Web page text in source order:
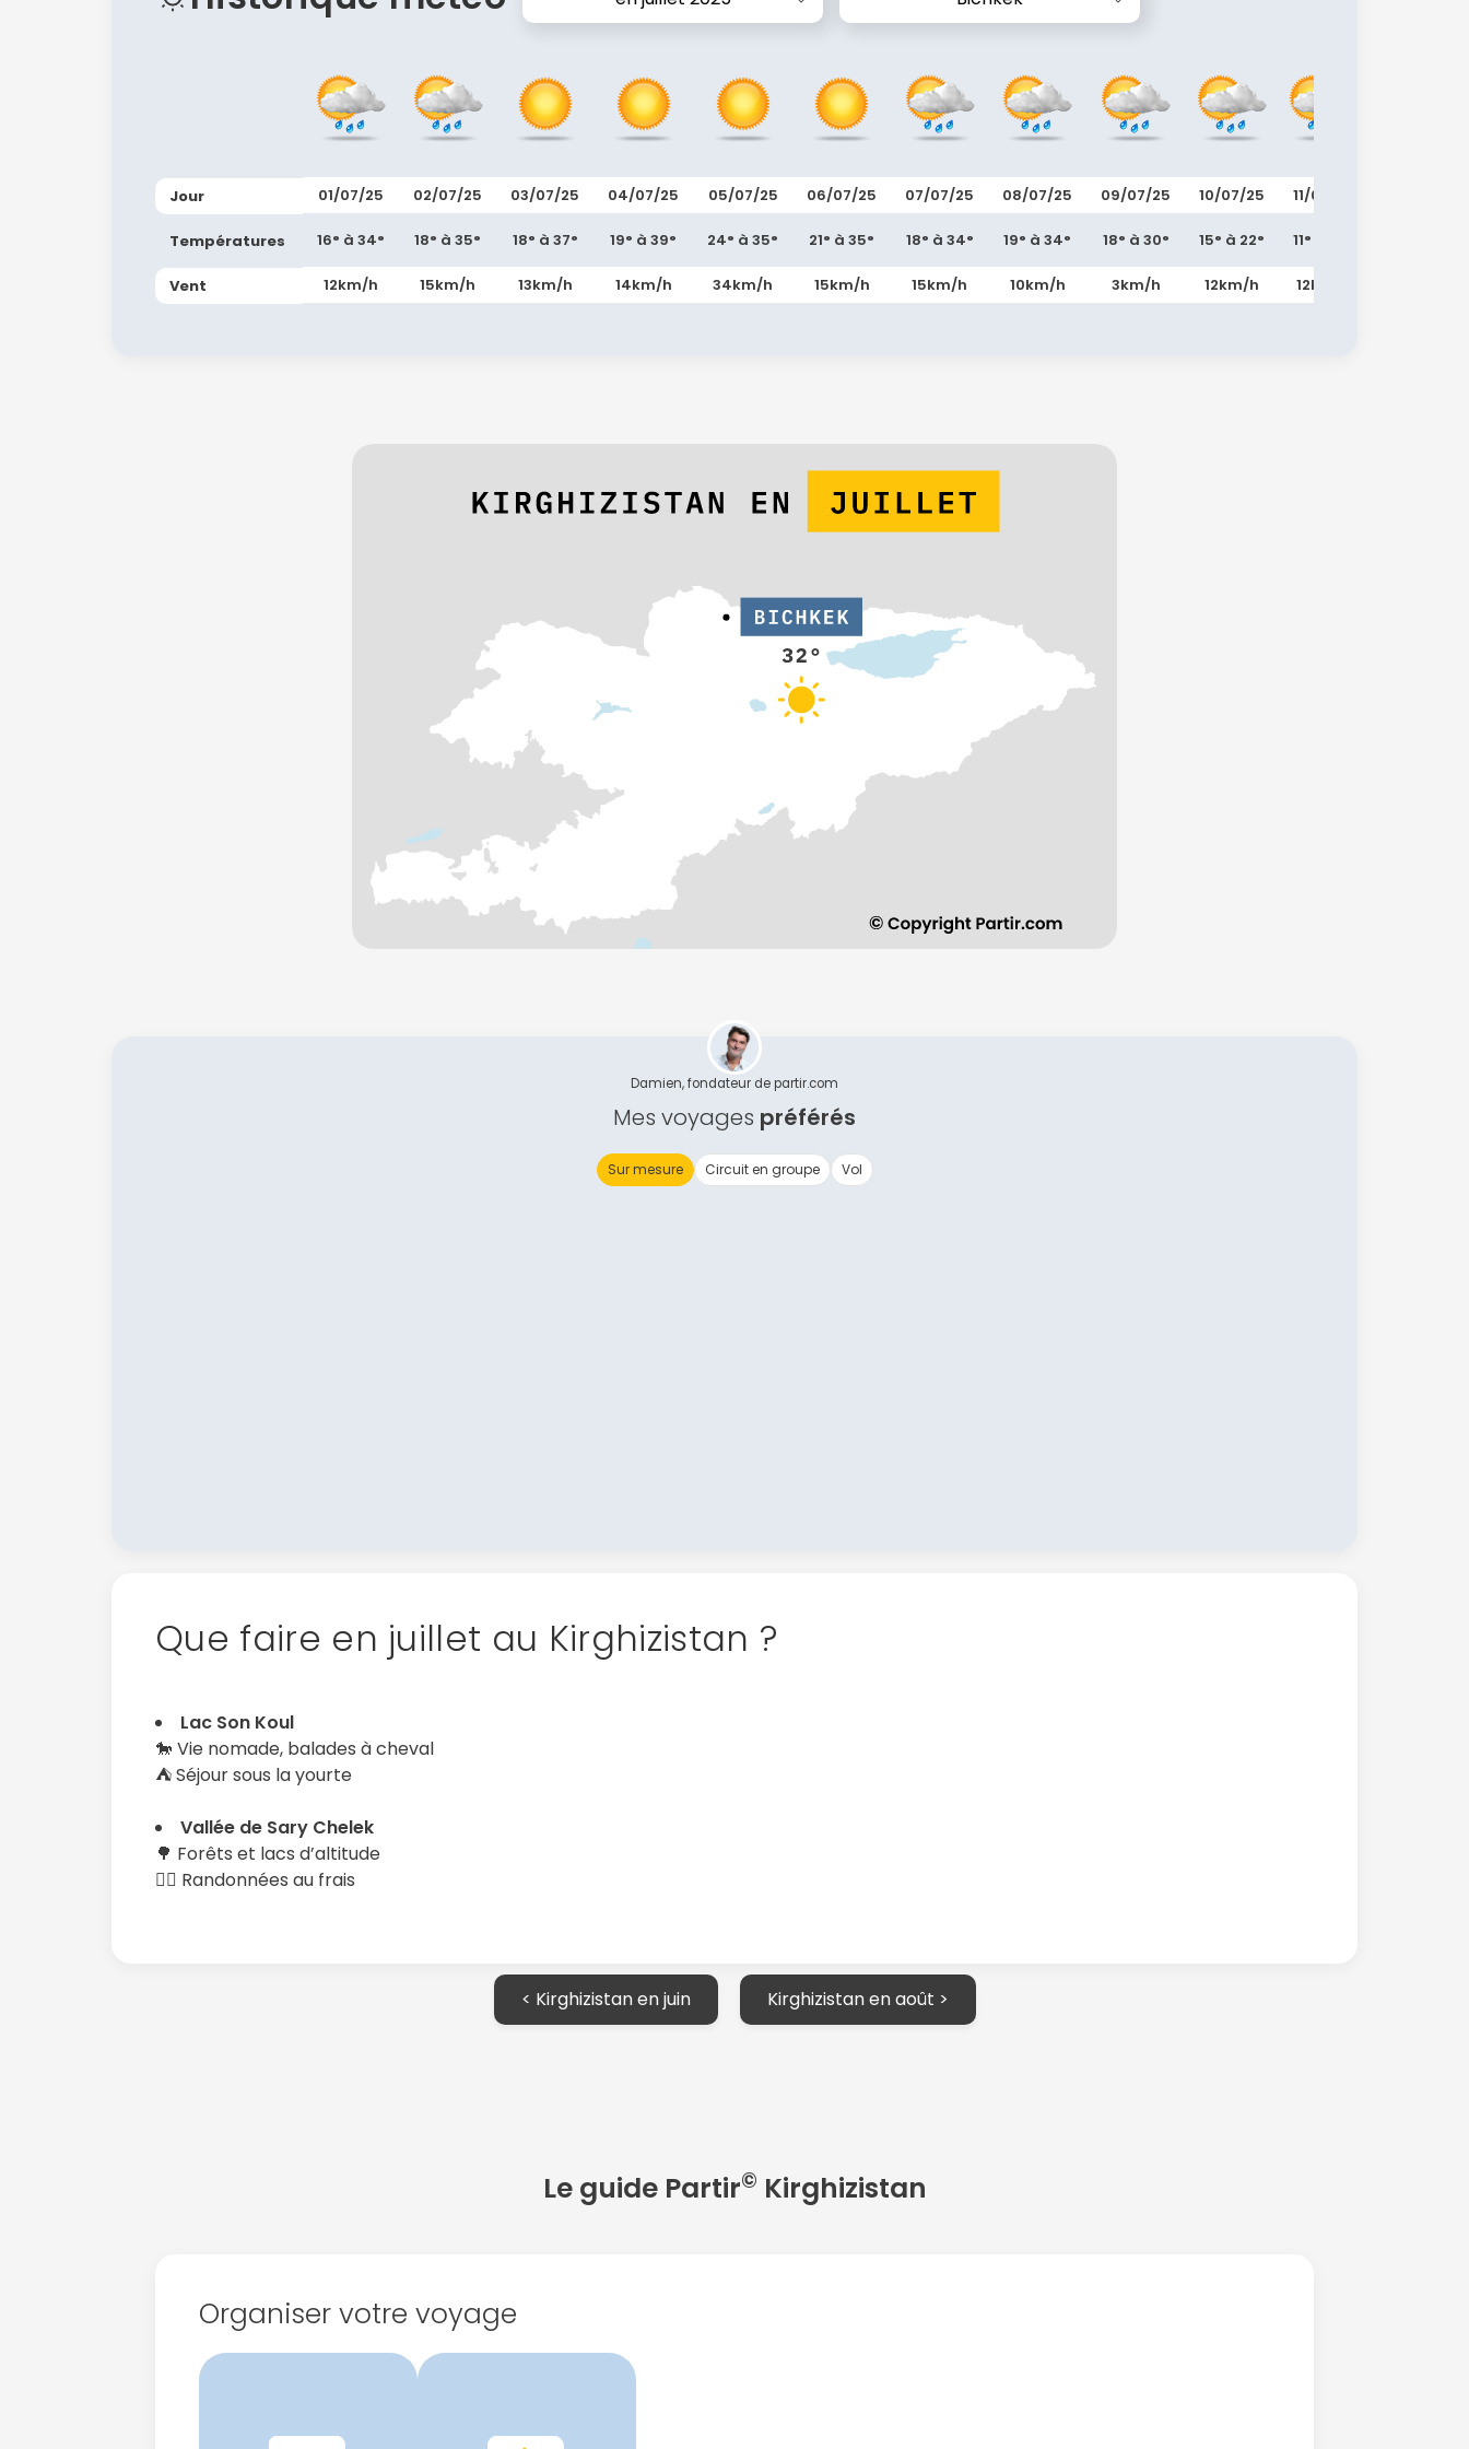
Jour
Températures
Vent
01/07/25
16° à 34°
12km/h
02/07/25
18° à 35°
15km/h
03/07/25
18° à 37°
13km/h
04/07/25
19° à 39°
14km/h
05/07/25
24° à 35°
34km/h
06/07/25
21° à 35°
15km/h
07/07/25
18° à 34°
15km/h
08/07/25
19° à 34°
10km/h
09/07/25
18° à 30°
3km/h
10/07/25
15° à 22°
12km/h
11/07/25
11° à 27°
12km/h
Damien, fondateur de partir.com
Mes voyages préférés
Sur mesure Circuit en groupe Vol
Que faire en juillet au Kirghizistan ?
Lac Son Koul
🐎 Vie nomade, balades à cheval
⛺ Séjour sous la yourte
Vallée de Sary Chelek
🌳 Forêts et lacs d’altitude
🚶‍♀️ Randonnées au frais
< Kirghizistan en juin Kirghizistan en août >
Le guide Partir© Kirghizistan
Organiser votre voyage
ou connectez-vous par mail
Politique de confidentialité.